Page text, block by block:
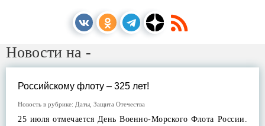
Новости на -
Российскому флоту – 325 лет!
Новость в рубрике: Даты Защита Отечества
25 июля отмечается День Военно-Морского Флота России.